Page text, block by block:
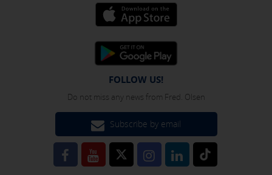
FOLLOW US!
Do not miss any news from Fred. Olsen
Subscribe by email